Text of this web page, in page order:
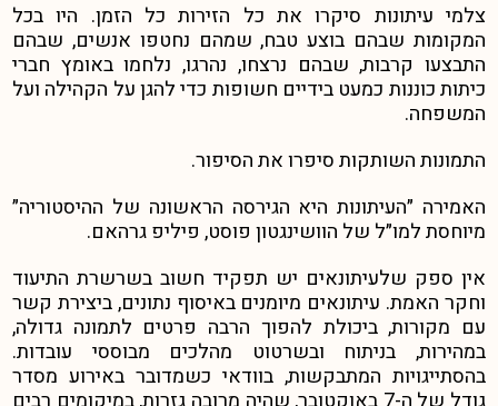
צלמי עיתונות סיקרו את כל הזירות כל הזמן. היו בכל
המקומות שבהם בוצע טבח, שמהם נחטפו אנשים, שבהם
התבצעו קרבות, שבהם נרצחו, נהרגו, נלחמו באומץ חברי
כיתות כוננות כמעט בידיים חשופות כדי להגן על הקהילה ועל
המשפחה.
התמונות השותקות סיפרו את הסיפור.
האמירה ״העיתונות היא הגירסה הראשונה של ההיסטוריה״
מיוחסת למו״ל של הוושינגטון פוסט, פיליפ גרהאם.
אין ספק שלעיתונאים יש תפקיד חשוב בשרשרת התיעוד
וחקר האמת. עיתונאים מיומנים באיסוף נתונים, ביצירת קשר
עם מקורות, ביכולת להפוך הרבה פרטים לתמונה גדולה,
במהירות, בניתוח ובשרטוט מהלכים מבוססי עובדות.
בהסתייגויות המתבקשות, בוודאי כשמדובר באירוע מסדר